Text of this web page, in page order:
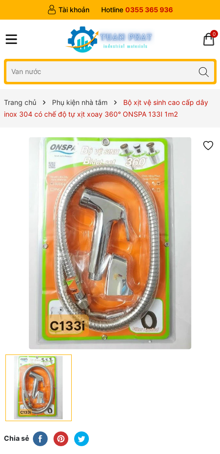
Tài khoản Hotline 0355 365 936
0
Trang chủ Phụ kiện nhà tắm
Bộ xịt vệ sinh cao cấp dây
inox 304 có chế độ tự xịt xoay 360° ONSPA 133I 1m2
Chia sẻ